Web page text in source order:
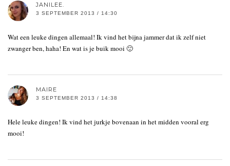
JANILEE.
3 SEPTEMBER 2013 / 14:30
Wat een leuke dingen allemaal! Ik vind het bijna jammer dat ik zelf niet
zwanger ben, haha! En wat is je buik mooi 🙂
MAIRE
3 SEPTEMBER 2013 / 14:38
Hele leuke dingen! Ik vind het jurkje bovenaan in het midden vooral erg
mooi!